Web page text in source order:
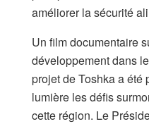
améliorer la sécurité
Un film documentaire
développement dans
projet de Toshka a été
lumière les défis
cette région. Le